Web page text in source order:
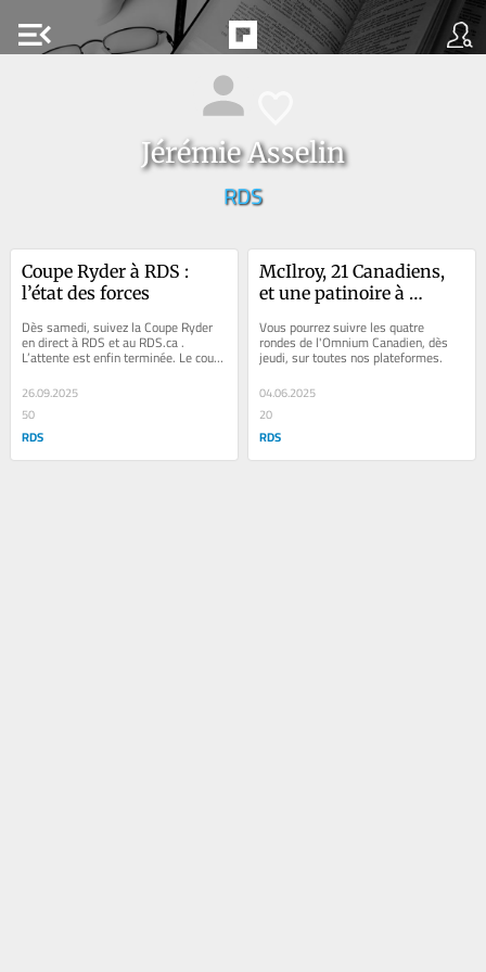
menu_open
Jérémie Asselin
RDS
Coupe Ryder à RDS :
l’état des forces
Dès samedi, suivez la Coupe Ryder
en direct à RDS et au RDS.ca .
L’attente est enfin terminée. Le coup
26.09.2025
50
RDS
McIlroy, 21 Canadiens,
et une patinoire à
Vous pourrez suivre les quatre
rondes de l'Omnium Canadien, dès
jeudi, sur toutes nos plateformes.
04.06.2025
20
RDS